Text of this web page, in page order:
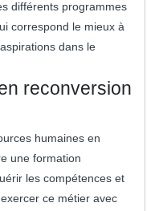
différents programmes
correspond le mieux à
dans le
reconversion
humaines en
une formation
les compétences et
ce métier avec